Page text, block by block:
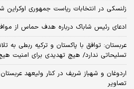
زلنسکی در انتخابات ریاست جمهوری
ادعای رئیس شاباک درباره هدف حماس از
عربستان: توافق با پاکستان و ترکیه ربطی به
تسلیحاتی ندارد/ هیچ تهدیدی برای امنیت
اردوغان و شهباز شریف در کنار ولیعهد
تصاویر